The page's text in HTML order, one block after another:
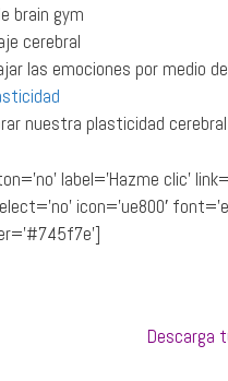
brain gym
cerebral
las emociones por medio
nuestra plasticidad cerebral
label=’Hazme clic’
icon=’ue800′
Descarga